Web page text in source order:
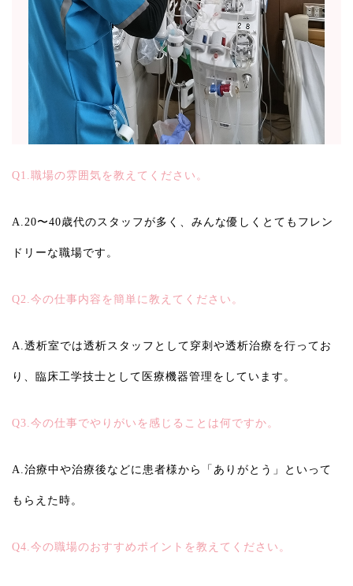
Q1.職場の雰囲気を教えてください。
A.20〜40歳代のスタッフが多く、みんな優しくとてもフレン
ドリーな職場です。
Q2.今の仕事内容を簡単に教えてください。
A.透析室では透析スタッフとして穿刺や透析治療を行ってお
り、臨床工学技士として医療機器管理をしています。
Q3.今の仕事でやりがいを感じることは何ですか。
A.治療中や治療後などに患者様から「ありがとう」といって
もらえた時。
Q4.今の職場のおすすめポイントを教えてください。